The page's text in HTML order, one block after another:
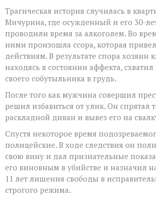
Трагическая история случилась в
Мичурина, где осужденный и его 30-
проводили время за алкоголем. Во
ними произошла ссора, которая
действиям. В результате спора хозяин
находясь в состоянии аффекта,
своего собутыльника в грудь.
После того как мужчина совершил
решил избавиться от улик. Он спрятал
раскладной диван и вывез его на
Спустя некоторое время
полицейские. В ходе следствия он
свою вину и дал признательные
его виновным в убийстве и назначил
11 лет лишения свободы в
строгого режима.